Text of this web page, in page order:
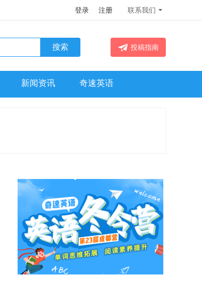
登录 注册 联系我们
投稿指南
新闻资讯 奇速英语